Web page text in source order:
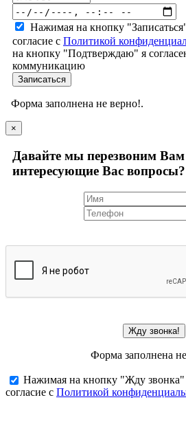
Нажимая на кнопку
согласие с Политикой
на кнопку "Подтверждаю" я
коммуникацию
Записаться
Форма заполнена не верно!.
×
Давайте мы перезвоним
интересующие Вас
Жду звонка!
Форма заполнена
Нажимая на кнопку "Жду
согласие с Политикой